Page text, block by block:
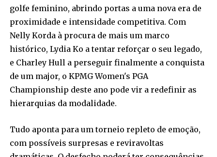
golfe feminino, abrindo portas a uma nova era de
proximidade e intensidade competitiva. Com
Nelly Korda à procura de mais um marco
histórico, Lydia Ko a tentar reforçar o seu legado,
e Charley Hull a perseguir finalmente a conquista
de um major, o KPMG Women's PGA
Championship deste ano pode vir a redefinir as
hierarquias da modalidade.
Tudo aponta para um torneio repleto de emoção,
com possíveis surpresas e reviravoltas